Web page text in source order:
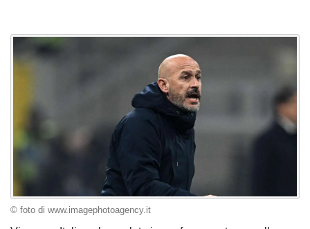
© foto di www.imagephotoagency.it